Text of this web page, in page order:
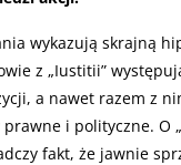
wykazują skrajną
z „Iustitii”
a nawet razem z
i polityczne. O
fakt, że jawnie